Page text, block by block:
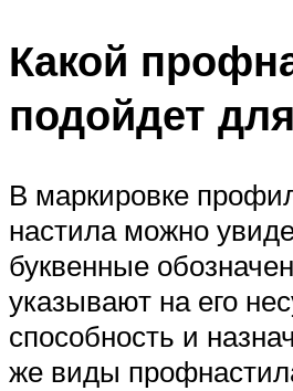
Какой
подойдет
В маркировке
настила можно
буквенные
указывают на его
способность и
же виды